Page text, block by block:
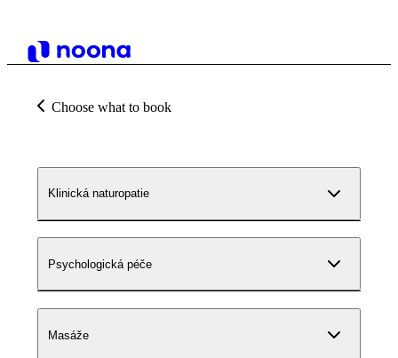
Choose what to book
Klinická naturopatie
Psychologická péče
Masáže